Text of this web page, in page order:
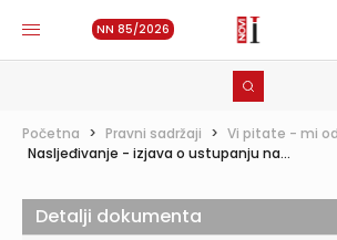
NN 85/2026
Početna > Pravni sadržaji > Vi pitate - mi
Nasljeđivanje - izjava o ustupanju na...
Detalji dokumenta